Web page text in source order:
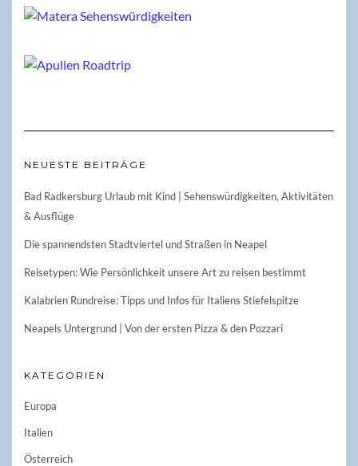
NEUESTE BEITRÄGE
Bad Radkersburg Urlaub mit Kind | Sehenswürdigkeiten, Aktivitäten
& Ausflüge
Die spannendsten Stadtviertel und Straßen in Neapel
Reisetypen: Wie Persönlichkeit unsere Art zu reisen bestimmt
Kalabrien Rundreise: Tipps und Infos für Italiens Stiefelspitze
Neapels Untergrund | Von der ersten Pizza & den Pozzari
KATEGORIEN
Europa
Italien
Österreich